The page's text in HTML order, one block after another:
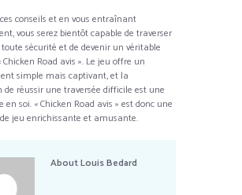
conseils et en vous entraînant
vous serez bientôt capable de traverser
sécurité et de devenir un véritable
Road avis ». Le jeu offre un
simple mais captivant, et la
réussir une traversée difficile est une
en soi. « Chicken Road avis » est donc une
jeu enrichissante et amusante.
AboutLouis Bedard